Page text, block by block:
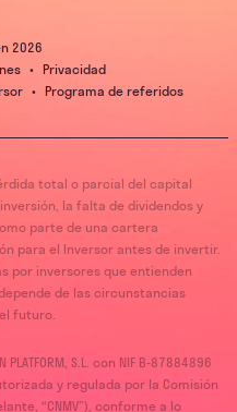
2026
• Privacidad
• Programa de referidos
total o parcial del capital
la falta de dividendos y
parte de una cartera
para el Inversor antes de invertir.
por inversores que entienden
de las circunstancias
futuro.
S.L. con NIF B-87884896
y regulada por la Comisión
“CNMV”), conforme a lo